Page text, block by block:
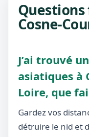
Cosne-
J’ai trouvé
asiatiques à
Loire, que
Gardez vos
détruire le nid et